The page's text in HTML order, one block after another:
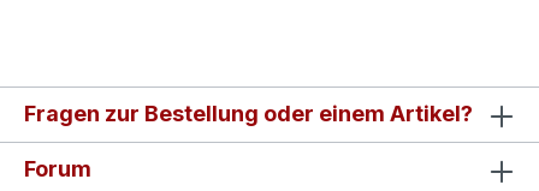
Fragen zur Bestellung oder einem Artikel?
Forum